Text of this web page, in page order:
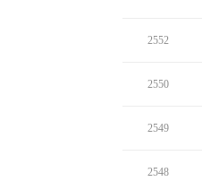
2552
2550
2549
2548